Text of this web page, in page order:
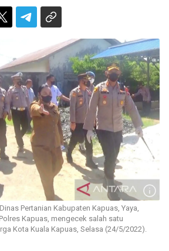
Pertanian Kabupaten Kapuas, Yaya,
Kapuas, mengecek salah satu
Kota Kuala Kapuas, Selasa (24/5/2022).